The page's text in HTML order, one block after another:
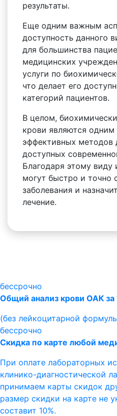
результаты.
Еще одним важным
доступность данного
для большинства
медицинских
услуги по
что делает его
категорий пациентов.
В целом,
крови являются
эффективных методов
доступных
Благодаря этому виду
могут быстро и точно
заболевания и
лечение.
бессрочно
Общий анализ крови ОАК за
(без лейкоцитарной
бессрочно
Скидка по карте любой
При оплате лабораторных
клинико-диагностической
принимаем карты скидок
размер скидки на карте не
составит 10%.